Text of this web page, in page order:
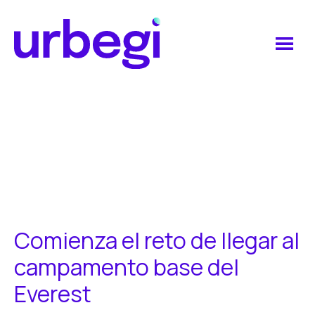
contenido
pie
Comienza el reto de llegar al
campamento base del
Everest